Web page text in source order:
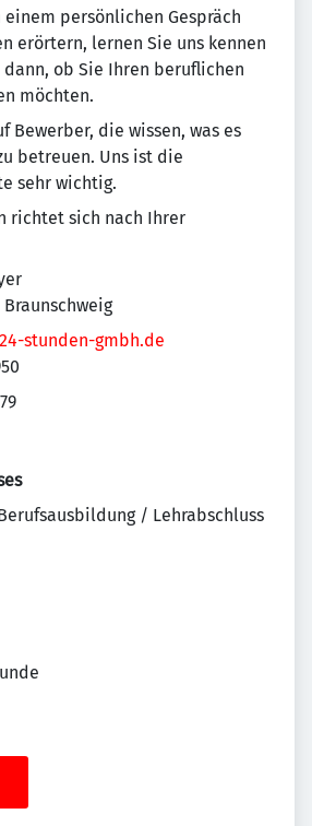
einem persönlichen Gespräch
erörtern, lernen Sie uns kennen
ob Sie Ihren beruflichen
möchten.
Bewerber, die wissen, was es
betreuen. Uns ist die
sehr wichtig.
richtet sich nach Ihrer
Braunschweig
stunden-gmbh.de
/ Lehrabschluss